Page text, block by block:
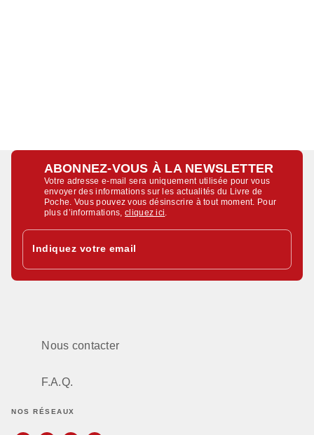
ABONNEZ-VOUS À LA NEWSLETTER
Votre adresse e-mail sera uniquement utilisée pour vous
envoyer des informations sur les actualités du Livre de
Poche. Vous pouvez vous désinscrire à tout moment. Pour
plus d’informations,cliquez ici
Indiquez votre email
Nous contacter
F.A.Q.
NOS RÉSEAUX